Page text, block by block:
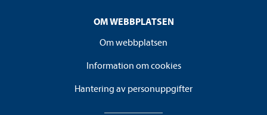
OM WEBBPLATSEN
Om webbplatsen
Information om cookies
Hantering av personuppgifter